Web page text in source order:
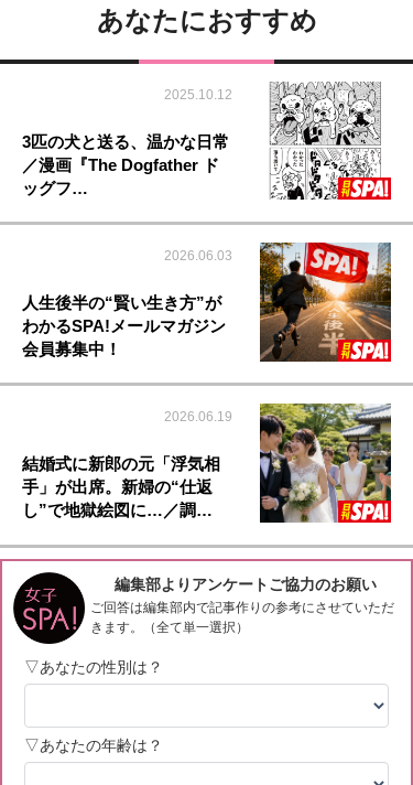
あなたにおすすめ
2025.10.12
3匹の犬と送る、温かな日常
／漫画『The Dogfather ド
ッグフ…
2026.06.03
人生後半の“賢い生き方”が
わかるSPA!メールマガジン
会員募集中！
2026.06.19
結婚式に新郎の元「浮気相
手」が出席。新婦の“仕返
し”で地獄絵図に…／調…